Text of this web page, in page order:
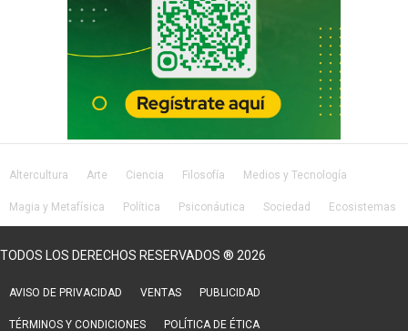
Altercultura Arte Ciencia Filosofía Medios y Tecnología
Magia y Metafísica Política Psiconáutica Sociedad Ecosistemas
TODOS LOS DERECHOS RESERVADOS ® 2026
AVISO DE PRIVACIDAD VENTAS PUBLICIDAD
TÉRMINOS Y CONDICIONES POLÍTICA DE ÉTICA